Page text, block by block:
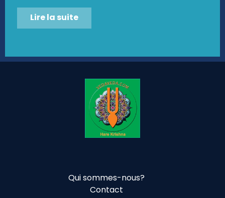
Lire la suite
Qui sommes-nous?
Contact